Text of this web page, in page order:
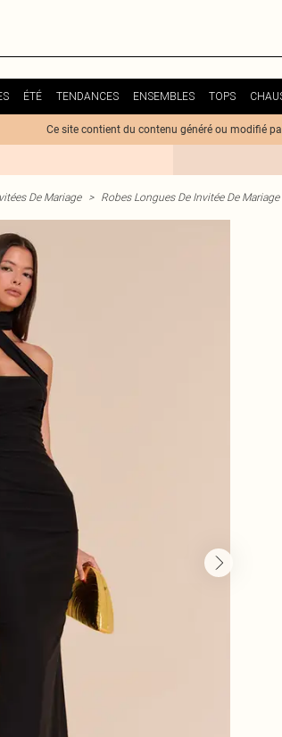
ÉTÉ TENDANCES ENSEMBLES TOPS
Ce site contient du contenu généré ou modifié
De Mariage > Robes Longues De Invitée De Mariage